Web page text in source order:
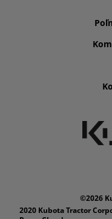
©2026
2020 Kubota Tractor